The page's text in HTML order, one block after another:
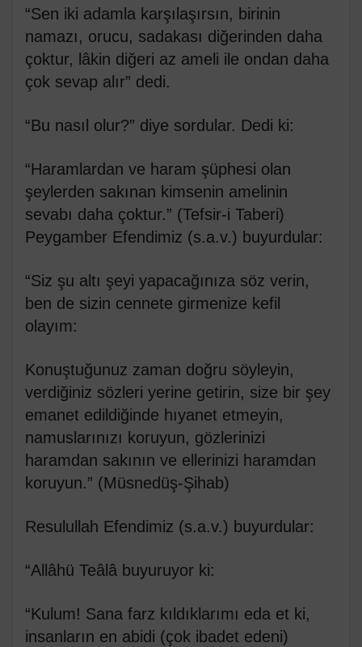
“Sen iki adamla karşılaşırsın, birinin
namazı, orucu, sadakası diğerinden daha
çoktur, lâkin diğeri az ameli ile ondan daha
çok sevap alır” dedi.
“Bu nasıl olur?” diye sordular. Dedi ki:
“Haramlardan ve haram şüphesi olan
şeylerden sakınan kimsenin amelinin
sevabı daha çoktur.” (Tefsir-i Taberi)
Peygamber Efendimiz (s.a.v.) buyurdular:
“Siz şu altı şeyi yapacağınıza söz verin,
ben de sizin cennete girmenize kefil
olayım:
Konuştuğunuz zaman doğru söyleyin,
verdiğiniz sözleri yerine getirin, size bir şey
emanet edildiğinde hıyanet etmeyin,
namuslarınızı koruyun, gözlerinizi
haramdan sakının ve ellerinizi haramdan
koruyun.” (Müsnedüş-Şihab)
Resulullah Efendimiz (s.a.v.) buyurdular:
“Allâhü Teâlâ buyuruyor ki:
“Kulum! Sana farz kıldıklarımı eda et ki,
insanların en abidi (çok ibadet edeni)